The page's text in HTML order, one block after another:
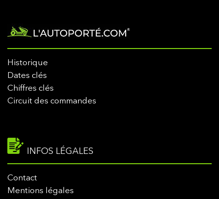
Historique
Dates clés
Chiffres clés
Circuit des commandes
INFOS LÉGALES
Contact
Mentions légales